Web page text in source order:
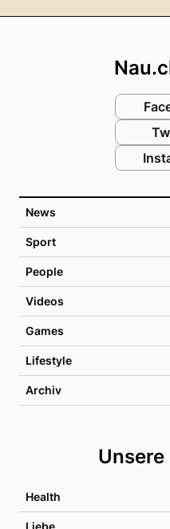
News
Sport
People
Videos
Games
Lifestyle
Archiv
Health
Liebe